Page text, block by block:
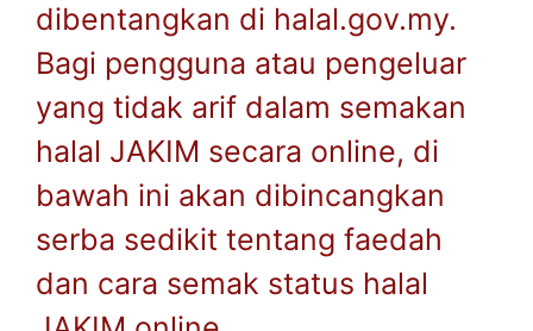
dibentangkan di halal.gov.my.
Bagi pengguna atau pengeluar
yang tidak arif dalam semakan
halal JAKIM secara online, di
bawah ini akan dibincangkan
serba sedikit tentang faedah
dan cara semak status halal